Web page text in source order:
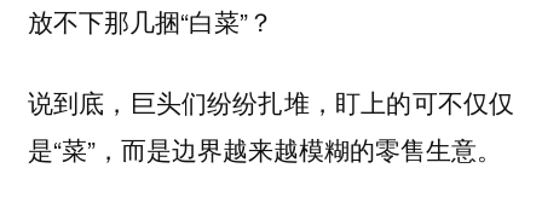
放不下那几捆“白菜”？
说到底，巨头们纷纷扎堆，盯上的可不仅仅
是“菜”，而是边界越来越模糊的零售生意。